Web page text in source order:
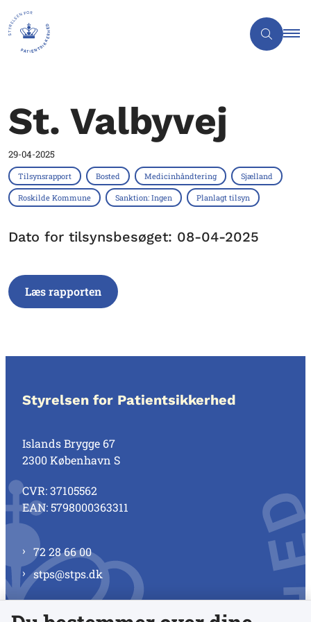
St. Valbyvej
29-04-2025
Tilsynsrapport Bosted Medicinhåndtering Sjælland
Roskilde Kommune Sanktion: Ingen Planlagt tilsyn
Dato for tilsynsbesøget: 08-04-2025
Læs rapporten
Styrelsen for Patientsikkerhed
Islands Brygge 67
2300 København S
CVR: 37105562
EAN: 5798000363311
72 28 66 00
stps@stps.dk